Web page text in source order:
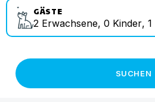
GÄSTE
2 Erwachsene, 0 Kinder, 1
SUCHEN